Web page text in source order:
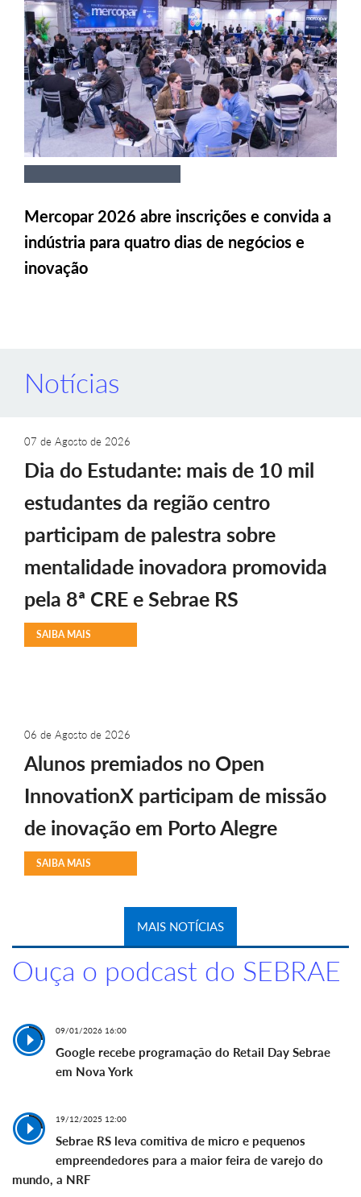
Mercopar 2026 abre inscrições e convida a
indústria para quatro dias de negócios e
inovação
Notícias
07 de Agosto de 2026
Dia do Estudante: mais de 10 mil
estudantes da região centro
participam de palestra sobre
mentalidade inovadora promovida
pela 8ª CRE e Sebrae RS
SAIBA MAIS
06 de Agosto de 2026
Alunos premiados no Open
InnovationX participam de missão
de inovação em Porto Alegre
SAIBA MAIS
MAIS NOTÍCIAS
Ouça o podcast do SEBRAE
09/01/2026 16:00
Google recebe programação do Retail Day Sebrae
em Nova York
19/12/2025 12:00
Sebrae RS leva comitiva de micro e pequenos
empreendedores para a maior feira de varejo do
mundo, a NRF